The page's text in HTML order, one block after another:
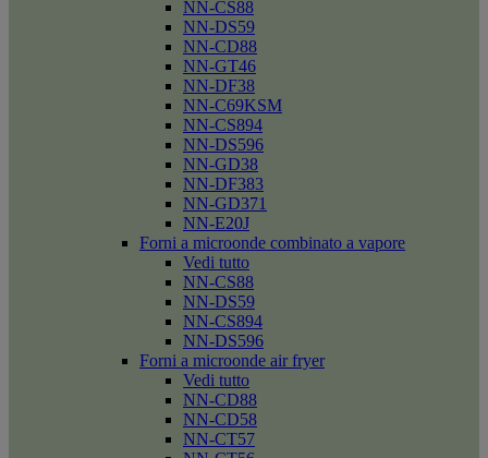
NN-CS88
NN-DS59
NN-CD88
NN-GT46
NN-DF38
NN-C69KSM
NN-CS894
NN-DS596
NN-GD38
NN-DF383
NN-GD371
NN-E20J
Forni a microonde combinato a vapore
Vedi tutto
NN-CS88
NN-DS59
NN-CS894
NN-DS596
Forni a microonde air fryer
Vedi tutto
NN-CD88
NN-CD58
NN-CT57